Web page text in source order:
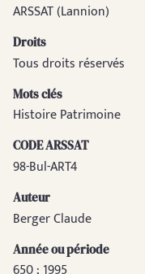
ARSSAT (Lannion)
Droits
Tous droits réservés
Mots clés
Histoire Patrimoine
CODE ARSSAT
98-Bul-ART4
Auteur
Berger Claude
Année ou période